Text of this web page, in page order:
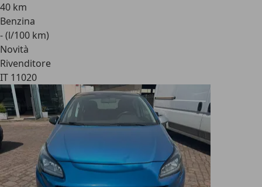
40 km
Benzina
- (l/100 km)
Novità
Rivenditore
IT 11020